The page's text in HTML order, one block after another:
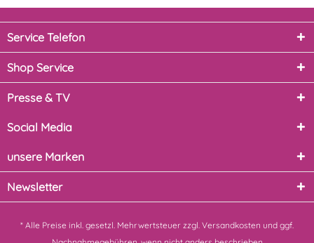
Service Telefon
Shop Service
Presse & TV
Social Media
unsere Marken
Newsletter
* Alle Preise inkl. gesetzl. Mehrwertsteuer zzgl. Versandkosten und ggf.